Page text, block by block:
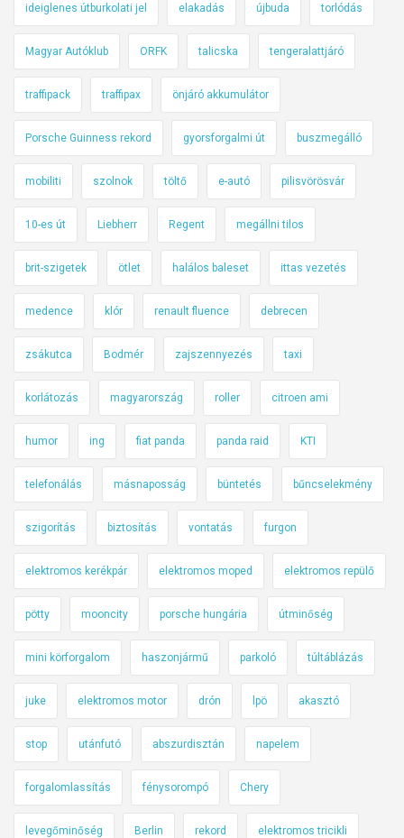
ideiglenes útburkolati jel elakadás újbuda torlódás
Magyar Autóklub ORFK talicska tengeralattjáró
traffipack traffipax önjáró akkumulátor
Porsche Guinness rekord gyorsforgalmi út buszmegálló
mobiliti szolnok töltő e-autó pilisvörösvár
10-es út Liebherr Regent megállni tilos
brit-szigetek ötlet halálos baleset ittas vezetés
medence klór renault fluence debrecen
zsákutca Bodmér zajszennyezés taxi
korlátozás magyarország roller citroen ami
humor ing fiat panda panda raid KTI
telefonálás másnaposság büntetés bűncselekmény
szigorítás biztosítás vontatás furgon
elektromos kerékpár elektromos moped elektromos repülő
pötty mooncity porsche hungária útminőség
mini körforgalom haszonjármű parkoló túltáblázás
juke elektromos motor drón lpö akasztó
stop utánfutó abszurdisztán napelem
forgalomlassítás fénysorompó Chery
levegőminőség Berlin rekord elektromos tricikli